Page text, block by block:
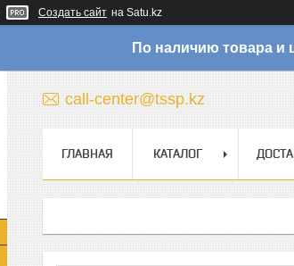
Создать сайт на Satu.kz
По наличию товара и
call-center@tssp.kz
ГЛАВНАЯ КАТАЛОГ